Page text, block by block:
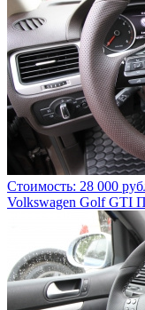
Стоимость: 28 000
Volkswagen Golf GTI